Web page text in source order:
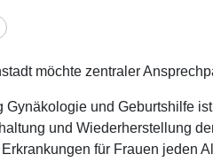
möchte zentraler
Gynäkologie und Geburtshilfe
und Wiederherstellung
für Frauen jeden